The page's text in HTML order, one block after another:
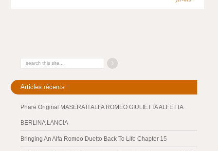
Articles récents
Phare Original MASERATI ALFA ROMEO GIULIETTA ALFETTA
BERLINA LANCIA
Bringing An Alfa Romeo Duetto Back To Life Chapter 15